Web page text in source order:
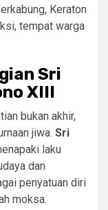
Keraton
tempat warga
Sri
XIII
bukan akhir,
jiwa. Sri
laku
dan
penyatuan diri
moksa.